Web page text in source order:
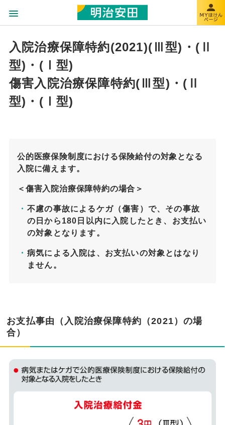
入院治療保障特約(2021)(Ⅲ型)・(Ⅱ
型)・(Ⅰ型)
傷害入院治療保障特約(Ⅲ型)・(Ⅱ
型)・(Ⅰ型)
公的医療保険制度における保険給付の対象となる
入院に備えます。
＜傷害入院治療保障特約の場合＞
不慮の事故によるケガ（傷害）で、その事故
の日から180日以内に入院したとき、お支払い
の対象となります。
病気による入院は、お支払いの対象とはなり
ません。
お支払事由（入院治療保障特約（2021）の場
合）